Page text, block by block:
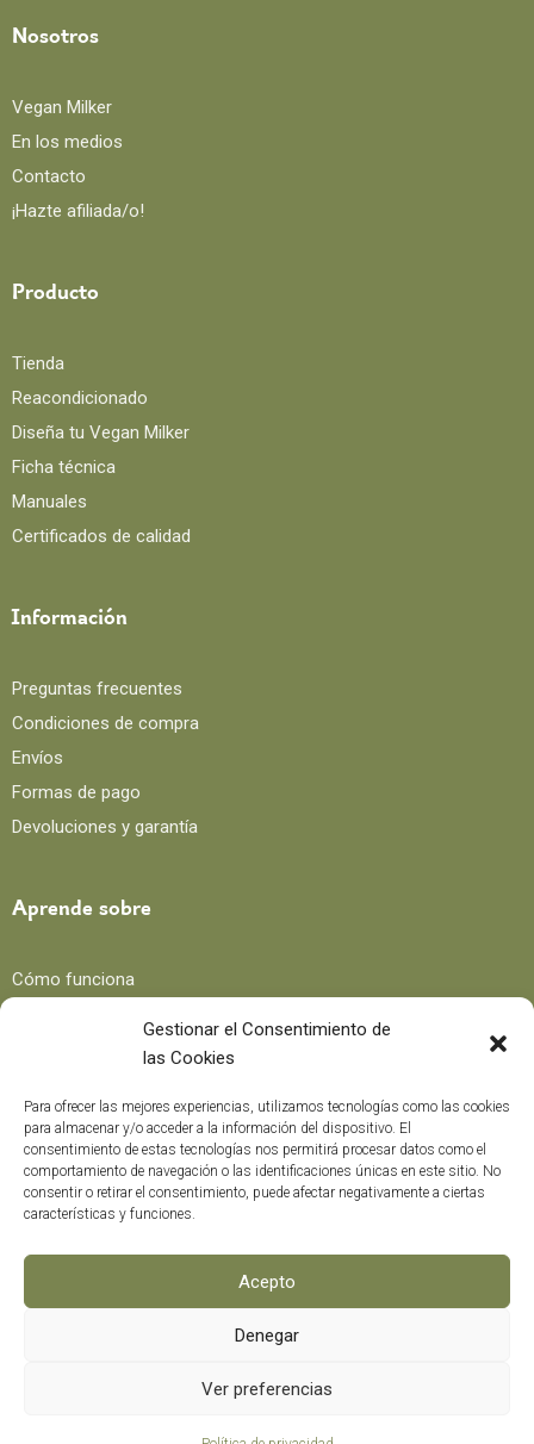
Gestionar el Consentimiento de
las Cookies
Para ofrecer las mejores experiencias, utilizamos tecnologías como las cookies
para almacenar y/o acceder a la información del dispositivo. El
consentimiento de estas tecnologías nos permitirá procesar datos como el
comportamiento de navegación o las identificaciones únicas en este sitio. No
consentir o retirar el consentimiento, puede afectar negativamente a ciertas
características y funciones.
Acepto
Denegar
Ver preferencias
Nosotros
Vegan Milker
En los medios
Contacto
¡Hazte afiliada/o!
Producto
Tienda
Reacondicionado
Diseña tu Vegan Milker
Ficha técnica
Manuales
Certificados de calidad
Información
Preguntas frecuentes
Condiciones de compra
Envíos
Formas de pago
Devoluciones y garantía
Aprende sobre
Cómo funciona
Blog
Recetas
Trucos y consejos